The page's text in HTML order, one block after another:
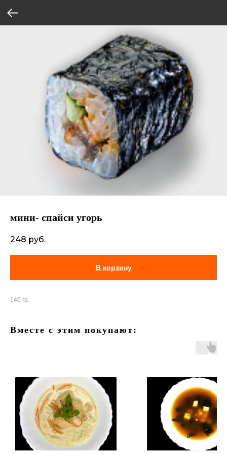
мини- спайси угорь
248 руб.
В корзину
140 гр.
Вместе с этим покупают: